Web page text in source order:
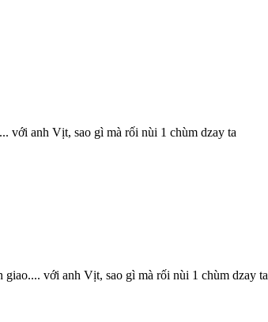
với anh Vịt, sao gì mà rối nùi 1 chùm dzay ta
với anh Vịt, sao gì mà rối nùi 1 chùm dzay ta